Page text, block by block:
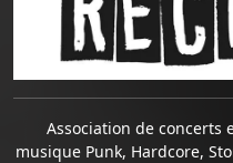
Association de concerts
musique Punk, Hardcore,